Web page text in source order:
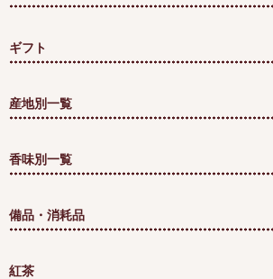
ギフト
産地別一覧
香味別一覧
備品・消耗品
紅茶